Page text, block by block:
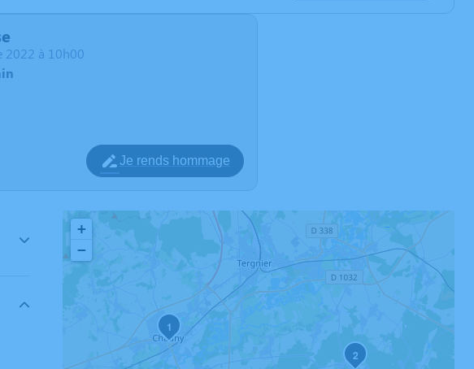
2022 à 10h00
Je rends hommage
1
2
+
−